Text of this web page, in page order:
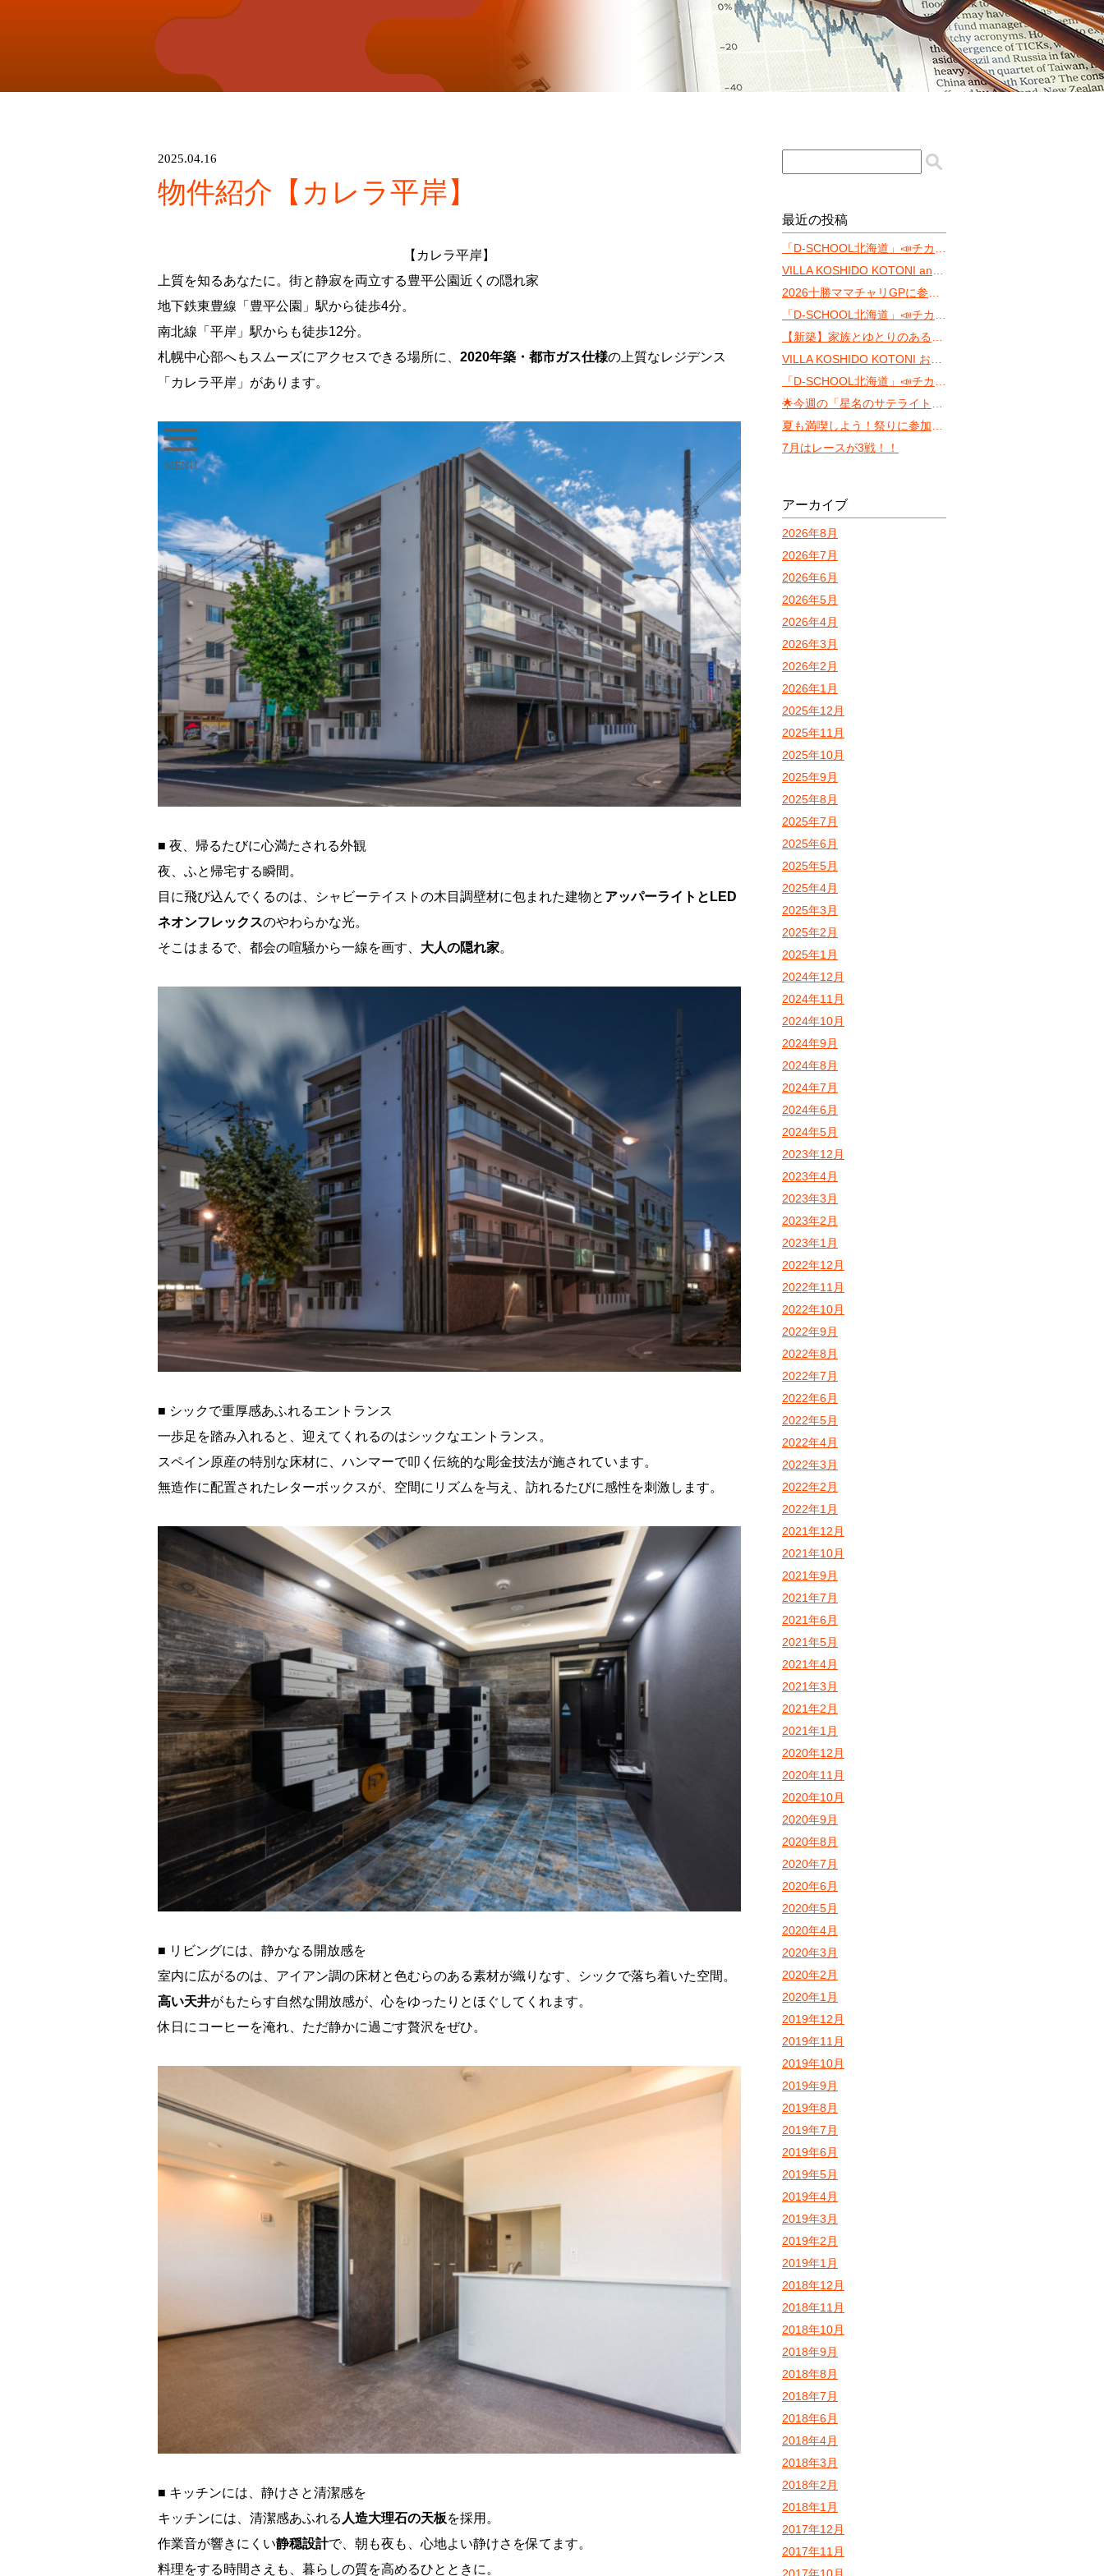
2025.04.16
物件紹介【カレラ平岸】
【カレラ平岸】
上質を知るあなたに。街と静寂を両立する豊平公園近くの隠れ家
地下鉄東豊線「豊平公園」駅から徒歩4分。
南北線「平岸」駅からも徒歩12分。
札幌中心部へもスムーズにアクセスできる場所に、 2020年築・都市ガス仕様の上質なレジデンス
「カレラ平岸」があります。
■ 夜、帰るたびに心満たされる外観
夜、ふと帰宅する瞬間。
目に飛び込んでくるのは、シャビーテイストの木目調壁材に包まれた建物と アッパーライトとLED
ネオンフレックスのやわらかな光。
そこはまるで、都会の喧騒から一線を画す、 大人の隠れ家。
■ シックで重厚感あふれるエントランス
一歩足を踏み入れると、迎えてくれるのはシックなエントランス。
スペイン原産の特別な床材に、ハンマーで叩く伝統的な彫金技法が施されています。
無造作に配置されたレターボックスが、空間にリズムを与え、訪れるたびに感性を刺激します。
■ リビングには、静かなる開放感を
室内に広がるのは、アイアン調の床材と色むらのある素材が織りなす、シックで落ち着いた空間。
高い天井がもたらす自然な開放感が、心をゆったりとほぐしてくれます。
休日にコーヒーを淹れ、ただ静かに過ごす贅沢をぜひ。
■ キッチンには、静けさと清潔感を
キッチンには、清潔感あふれる 人造大理石の天板を採用。
作業音が響きにくい静穏設計で、朝も夜も、心地よい静けさを保てます。
料理をする時間さえも、暮らしの質を高めるひとときに。
最近の投稿
7月はレースが3戦！！
アーカイブ
2026年8月
2026年7月
2026年6月
2026年5月
2026年4月
2026年3月
2026年2月
2026年1月
2025年12月
2025年11月
2025年10月
2025年9月
2025年8月
2025年7月
2025年6月
2025年5月
2025年4月
2025年3月
2025年2月
2025年1月
2024年12月
2024年11月
2024年10月
2024年9月
2024年8月
2024年7月
2024年6月
2024年5月
2023年12月
2023年4月
2023年3月
2023年2月
2023年1月
2022年12月
2022年11月
2022年10月
2022年9月
2022年8月
2022年7月
2022年6月
2022年5月
2022年4月
2022年3月
2022年2月
2022年1月
2021年12月
2021年10月
2021年9月
2021年7月
2021年6月
2021年5月
2021年4月
2021年3月
2021年2月
2021年1月
2020年12月
2020年11月
2020年10月
2020年9月
2020年8月
2020年7月
2020年6月
2020年5月
2020年4月
2020年3月
2020年2月
2020年1月
2019年12月
2019年11月
2019年10月
2019年9月
2019年8月
2019年7月
2019年6月
2019年5月
2019年4月
2019年3月
2019年2月
2019年1月
2018年12月
2018年11月
2018年10月
2018年9月
2018年8月
2018年7月
2018年6月
2018年4月
2018年3月
2018年2月
2018年1月
2017年12月
2017年11月